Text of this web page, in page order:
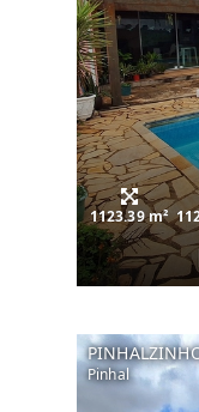
1123.39 m²
Pinhal